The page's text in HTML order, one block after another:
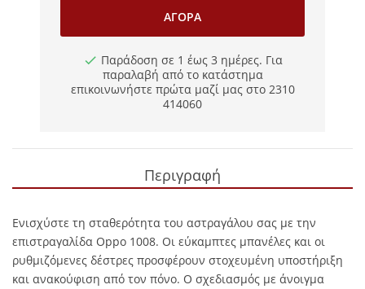
ΑΓΟΡΆ
Παράδοση σε 1 έως 3 ημέρες. Για
παραλαβή από το κατάστημα
επικοινωνήστε πρώτα μαζί μας στο 2310
414060
Περιγραφή
Ενισχύστε τη σταθερότητα του αστραγάλου σας με την
επιστραγαλίδα Oppo 1008. Οι εύκαμπτες μπανέλες και οι
ρυθμιζόμενες δέστρες προσφέρουν στοχευμένη υποστήριξη
και ανακούφιση από τον πόνο. Ο σχεδιασμός με άνοιγμα